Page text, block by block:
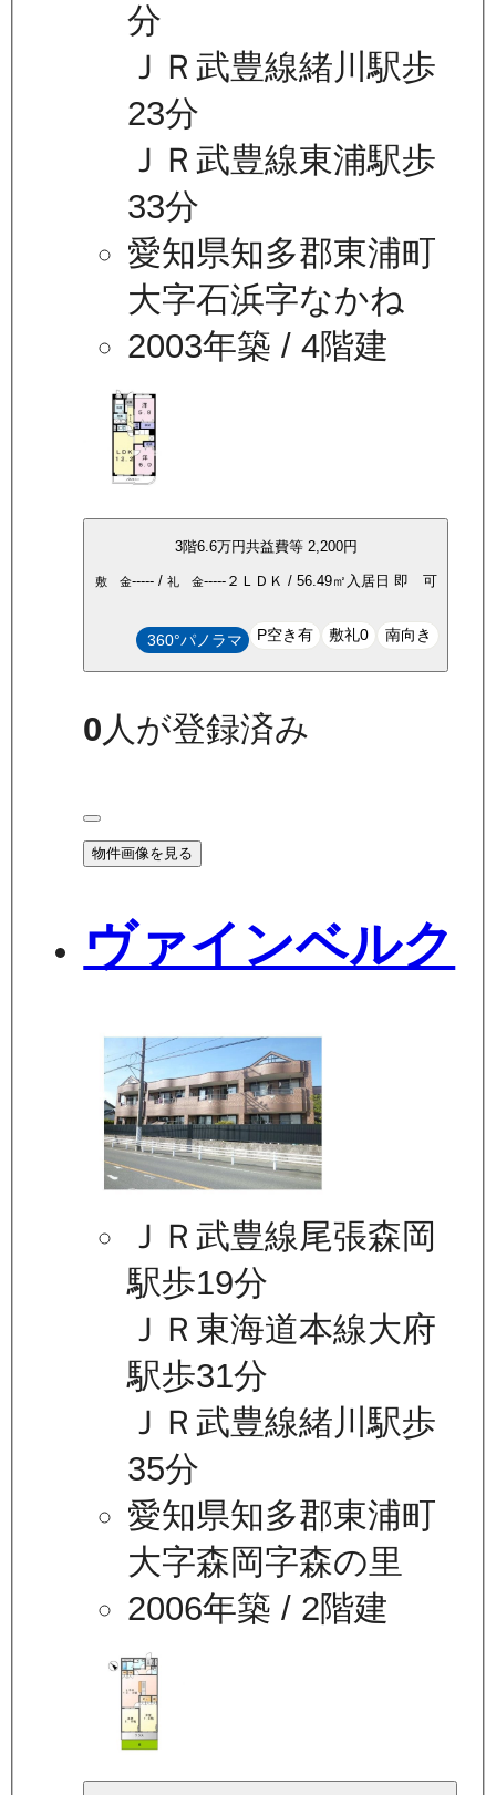
分
ＪＲ武豊線緒川駅歩
23分
ＪＲ武豊線東浦駅歩
33分
愛知県知多郡東浦町
大字石浜字なかね
2003年築 / 4階建
3階6.6万円共益費等 2,200円
敷 金-----/ 礼 金-----２ＬＤＫ / 56.49㎡ 入居日 即 可
360°パノラマ P空き有 敷礼0 南向き
0 人が登録済み
物件画像を見る
ヴァインベルク
ＪＲ武豊線尾張森岡
駅歩19分
ＪＲ東海道本線大府
駅歩31分
ＪＲ武豊線緒川駅歩
35分
愛知県知多郡東浦町
大字森岡字森の里
2006年築 / 2階建